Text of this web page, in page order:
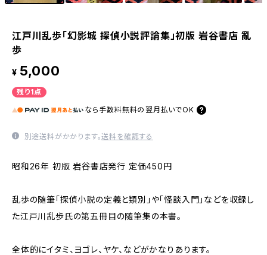
江戸川乱歩「幻影城 探偵小説評論集」初版 岩谷書店 亂
歩
¥ 5,000
残り1点
なら 手数料無料の 翌月払いでOK
別途送料がかかります。送料を確認する
昭和26年 初版 岩谷書店発行 定価450円
乱歩の随筆「探偵小説の定義と類別」や「怪談入門」などを収録し
た江戸川乱歩氏の第五冊目の随筆集の本書。
全体的にイタミ、ヨゴレ、ヤケ、などがかなりあります。